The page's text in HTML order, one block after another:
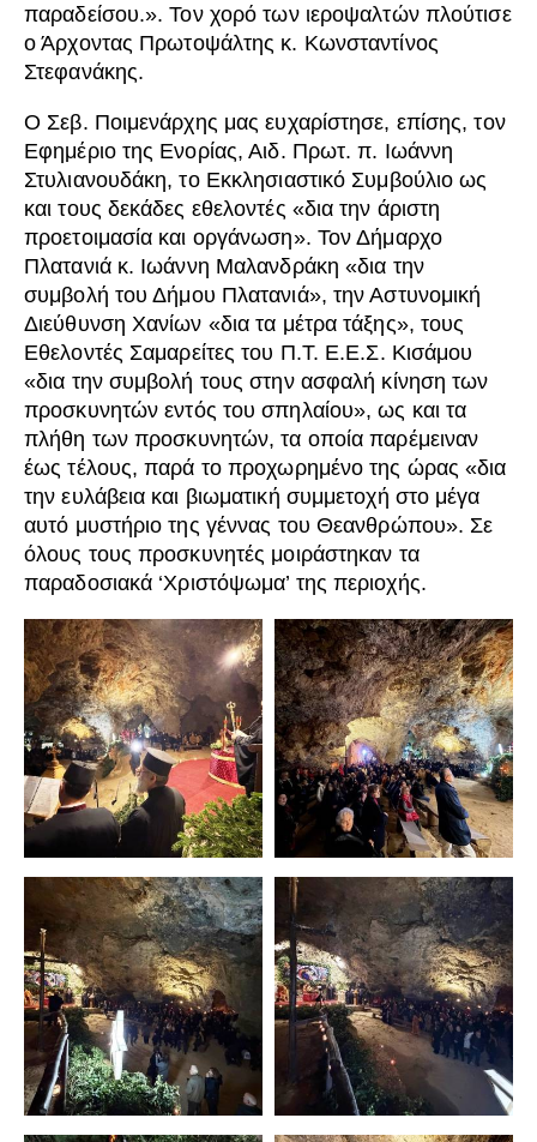
παραδείσου.». Τον χορό των ιεροψαλτών πλούτισε
ο Άρχοντας Πρωτοψάλτης κ. Κωνσταντίνος
Στεφανάκης.
Ο Σεβ. Ποιμενάρχης μας ευχαρίστησε, επίσης, τον
Εφημέριο της Ενορίας, Αιδ. Πρωτ. π. Ιωάννη
Στυλιανουδάκη, το Εκκλησιαστικό Συμβούλιο ως
και τους δεκάδες εθελοντές «δια την άριστη
προετοιμασία και οργάνωση». Τον Δήμαρχο
Πλατανιά κ. Ιωάννη Μαλανδράκη «δια την
συμβολή του Δήμου Πλατανιά», την Αστυνομική
Διεύθυνση Χανίων «δια τα μέτρα τάξης», τους
Εθελοντές Σαμαρείτες του Π.Τ. Ε.Ε.Σ. Κισάμου
«δια την συμβολή τους στην ασφαλή κίνηση των
προσκυνητών εντός του σπηλαίου», ως και τα
πλήθη των προσκυνητών, τα οποία παρέμειναν
έως τέλους, παρά το προχωρημένο της ώρας «δια
την ευλάβεια και βιωματική συμμετοχή στο μέγα
αυτό μυστήριο της γέννας του Θεανθρώπου». Σε
όλους τους προσκυνητές μοιράστηκαν τα
παραδοσιακά ‘Χριστόψωμα’ της περιοχής.